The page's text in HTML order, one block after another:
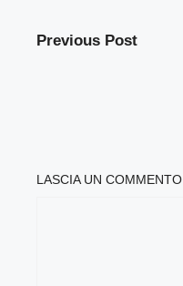
Previous Post
LASCIA UN COMMENTO